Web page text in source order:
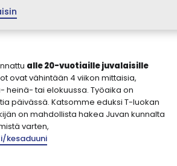
alle 20-vuotiaille juvalaisille
ovat vähintään 4 viikon mittaisia,
heinä- tai elokuussa. Työaika on
päivässä. Katsomme eduksi T-luokan
on mahdollista hakea Juvan kunnalta
varten,
kesaduuni